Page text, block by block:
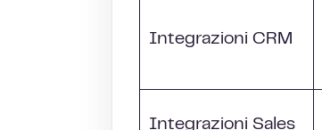
Integrazioni CRM
Integrazioni Sales